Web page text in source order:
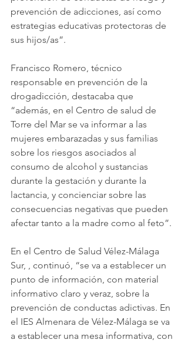
prevención de adicciones, así como
estrategias educativas protectoras de
sus hijos/as”.
Francisco Romero, técnico
responsable en prevención de la
drogadicción, destacaba que
“además, en el Centro de salud de
Torre del Mar se va informar a las
mujeres embarazadas y sus familias
sobre los riesgos asociados al
consumo de alcohol y sustancias
durante la gestación y durante la
lactancia, y concienciar sobre las
consecuencias negativas que pueden
afectar tanto a la madre como al feto”.
En el Centro de Salud Vélez-Málaga
Sur, , continuó, “se va a establecer un
punto de información, con material
informativo claro y veraz, sobre la
prevención de conductas adictivas. En
el IES Almenara de Vélez-Málaga se va
a establecer una mesa informativa, con